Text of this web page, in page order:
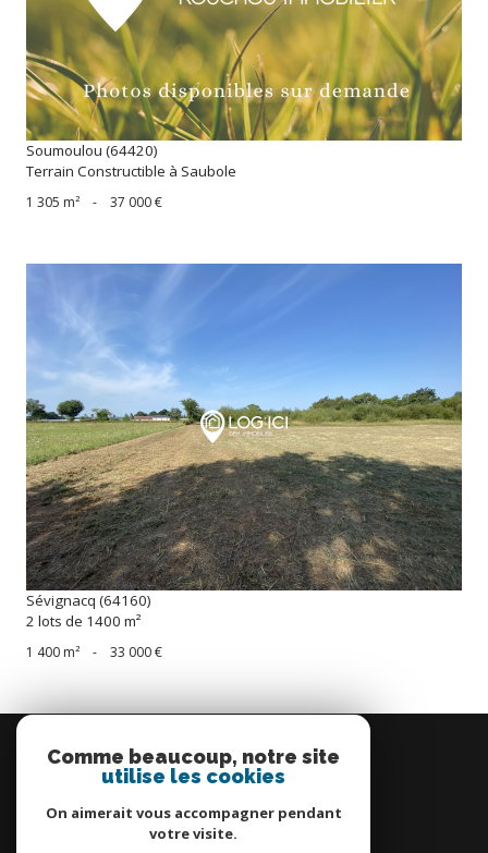
Soumoulou (64420)
Terrain Constructible à Saubole
1 305 m² - 37 000 €
voir le bien
Sévignacq (64160)
2 lots de 1400 m²
1 400 m² - 33 000 €
connecter
espace propriétaire
Comme beaucoup, notre site
utilise les cookies
On aimerait vous accompagner pendant
votre visite.